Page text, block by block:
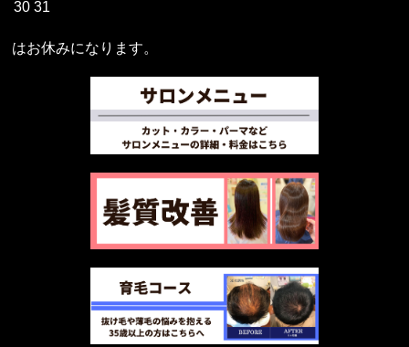
30 31
はお休みになります。